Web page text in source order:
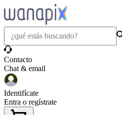
Contacto
Chat & email
Identifícate
Entra o regístrate